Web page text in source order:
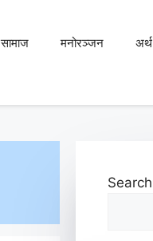
सामाज मनोरञ्जन अर्थ
Search